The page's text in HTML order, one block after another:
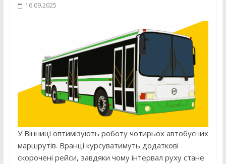
16.09.2025
У Вінниці оптимізують роботу чотирьох автобусних
маршрутів. Вранці курсуватимуть додаткові
скорочені рейси, завдяки чому інтервал руху стане